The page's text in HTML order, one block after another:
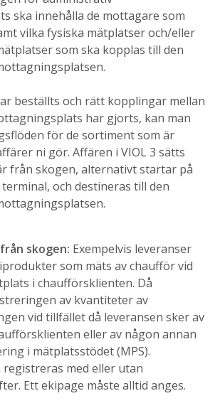
ska innehålla de mottagare som
vilka fysiska mätplatser och/eller
som ska kopplas till den
beställts och rätt kopplingar mellan
har gjorts, kan man
för de sortiment som är
ni gör. Affären i VIOL 3 sätts
från skogen, alternativt startar på
och destineras till den
skogen: Exempelvis leveranser
som mäts av chaufför vid
i chaufförsklienten. Då
av kvantiteter av
vid tillfället då leveransen sker av
eller av någon annan
i mätplatsstödet (MPS).
registreras med eller utan
Ett ekipage måste alltid anges.